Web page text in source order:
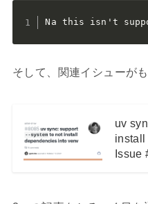
Na this isn't
そして、関連イシューが
uv
install
Issue